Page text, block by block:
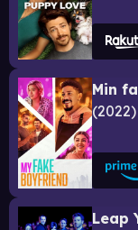
Min
2022
Leap